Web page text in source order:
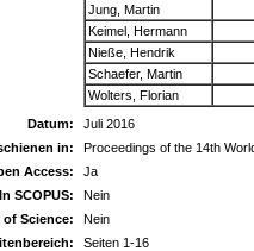
Jung, Martin
Keimel, Hermann
Nieße, Hendrik
Schaefer, Martin
Wolters, Florian
Datum:
Juli 2016
in:
Proceedings of the 14th
Access:
Ja
In SCOPUS:
Nein
of Science:
Nein
Seiten 1-16